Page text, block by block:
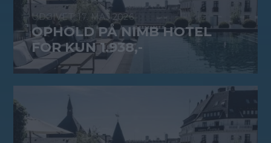
17. MAJ 2026
OPHOLD PÅ NIMB HOTEL
FOR KUN 1.938,-